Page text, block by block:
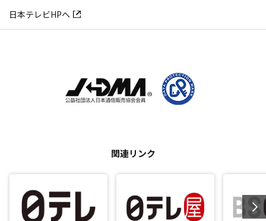
日本テレビHPへ
関連リンク